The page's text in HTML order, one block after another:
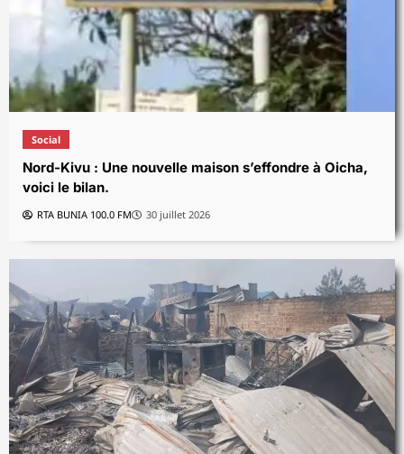
Social
Nord-Kivu : Une nouvelle maison s’effondre à Oicha,
voici le bilan.
RTA BUNIA 100.0 FM 30 juillet 2026